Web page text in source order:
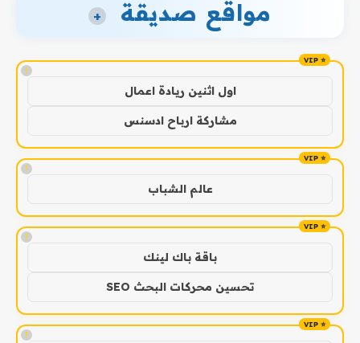
مواقع صديقة +
!
اول اثنين ريادة اعمال
مشاركة ارباح ادسنس
!
عالم الشباب
!
باقة باك لينك
تحسين محركات البحث SEO
!